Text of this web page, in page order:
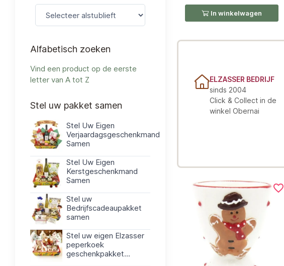
Alfabetisch zoeken
Vind een product op de eerste
letter van A tot Z
Stel uw pakket samen
Stel Uw Eigen
Verjaardagsgeschenkmand
Samen
Stel Uw Eigen
Kerstgeschenkmand
Samen
Stel uw
Bedrijfscadeaupakket
samen
Stel uw eigen Elzasser
peperkoek
geschenkpakket...
In winkelwagen
ELZASSER BEDRIJF
sinds 2004
Click & Collect in de
winkel Obernai
favorite_border